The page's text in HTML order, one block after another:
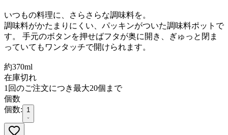
いつもの料理に、さらさらな調味料を。
調味料がかたまりにくい、パッキンがついた調味料ポットで
す。 手元のボタンを押せばフタが奥に開き、ぎゅっと閉ま
っていてもワンタッチで開けられます。
約370ml
在庫切れ
1回のご注文につき最大20個まで
個数
個数:
1